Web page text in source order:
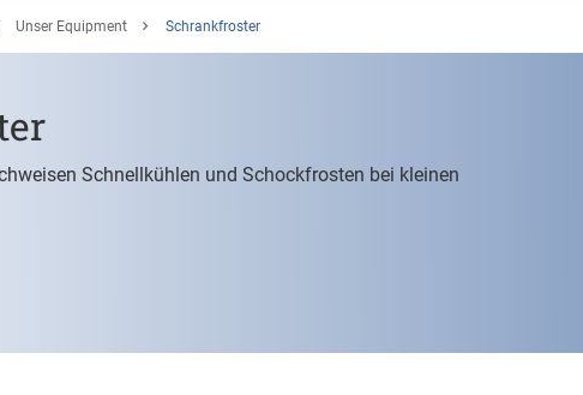
Unser Equipment Schrankfroster
Schnellkühlen und Schockfrosten bei kleinen